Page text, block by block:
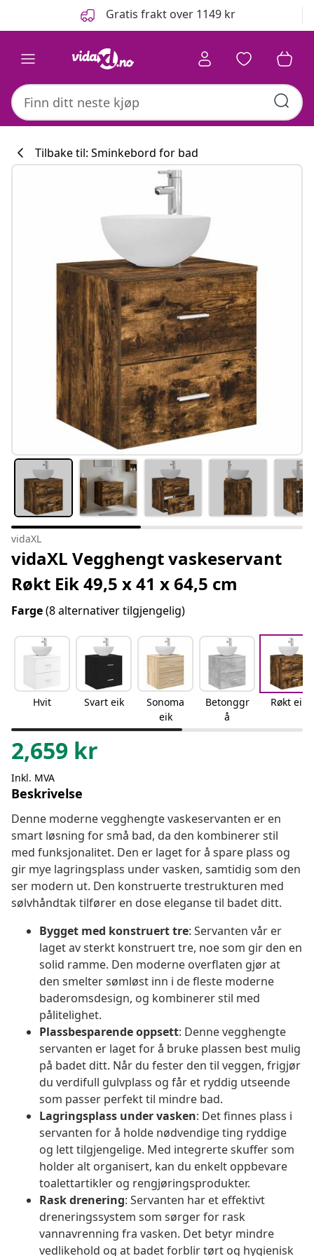
Gratis frakt over 1149 kr
Tilbake til: Sminkebord for bad
vidaXL
vidaXL Vegghengt vaskeservant
Røkt Eik 49,5 x 41 x 64,5 cm
Farge(8 alternativer tilgjengelig)
Hvit Svart eik
Sonoma
eik
Betonggr
å
Røkt eik
2,659 kr
Inkl. MVA
Beskrivelse
Denne moderne vegghengte vaskeservanten er en
smart løsning for små bad, da den kombinerer stil
med funksjonalitet. Den er laget for å spare plass og
gir mye lagringsplass under vasken, samtidig som den
ser modern ut. Den konstruerte trestrukturen med
sølvhåndtak tilfører en dose eleganse til badet ditt.
Bygget med konstruert tre: Servanten vår er
laget av sterkt konstruert tre, noe som gir den en
solid ramme. Den moderne overflaten gjør at
den smelter sømløst inn i de fleste moderne
baderomsdesign, og kombinerer stil med
pålitelighet.
Plassbesparende oppsett: Denne vegghengte
servanten er laget for å bruke plassen best mulig
på badet ditt. Når du fester den til veggen, frigjør
du verdifull gulvplass og får et ryddig utseende
som passer perfekt til mindre bad.
Lagringsplass under vasken: Det finnes plass i
servanten for å holde nødvendige ting ryddige
og lett tilgjengelige. Med integrerte skuffer som
holder alt organisert, kan du enkelt oppbevare
toalettartikler og rengjøringsprodukter.
Rask drenering: Servanten har et effektivt
dreneringssystem som sørger for rask
vannavrenning fra vasken. Det betyr mindre
vedlikehold og at badet forblir tørt og hygienisk